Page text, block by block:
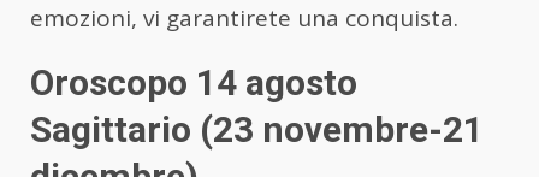
emozioni, vi garantirete una conquista.
Oroscopo 14 agosto
Sagittario (23 novembre-21